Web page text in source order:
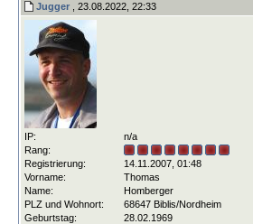
Jugger , 23.08.2022, 22:33
IP:
n/a
Rang:
Registrierung:
14.11.2007, 01:48
Vorname:
Thomas
Name:
Homberger
PLZ und Wohnort:
68647 Biblis/Nordheim
Geburtstag:
28.02.1969